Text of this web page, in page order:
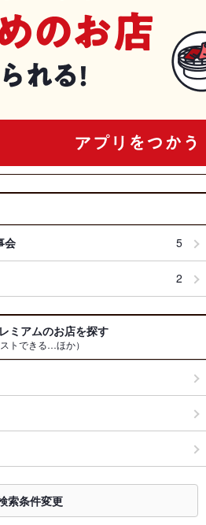
会 5
2
ミアムのお店を探す
トできる…ほか）
索条件変更